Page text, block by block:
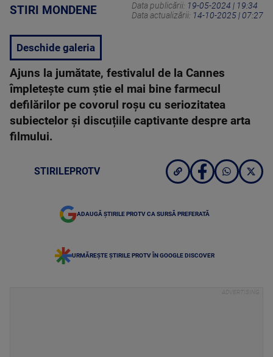
STIRI MONDENE Data publicării: 19-05-2024 | 19:34
Data actualizării: 14-10-2025 | 07:27
Deschide galeria
Ajuns la jumătate, festivalul de la Cannes
împletește cum știe el mai bine farmecul
defilărilor pe covorul roșu cu seriozitatea
subiectelor și discuțiile captivante despre arta
filmului.
STIRILEPROTV
ADAUGĂ ȘTIRILE PROTV CA SURSĂ PREFERATĂ
URMĂREȘTE ȘTIRILE PROTV ÎN GOOGLE DISCOVER